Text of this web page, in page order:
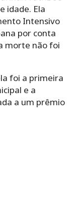
idade. Ela
Intensivo
por conta
morte não foi
foi a primeira
e a
a um prêmio